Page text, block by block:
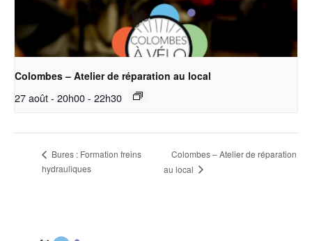
Colombes – Atelier de réparation au local
27 août - 20h00- 22h30
Bures : Formation freins
hydrauliques
Colombes – Atelier de réparation
au local